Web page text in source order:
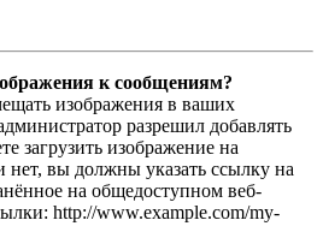
к сообщениям?
изображения в ваших
разрешил добавлять
загрузить изображение на
вы должны указать ссылку на
на общедоступном веб-
http://www.example.com/my-